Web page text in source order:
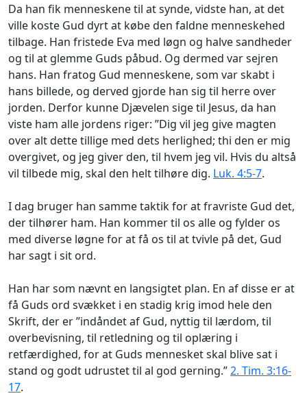
Da han fik menneskene til at synde, vidste han, at det
ville koste Gud dyrt at købe den faldne menneskehed
tilbage. Han fristede Eva med løgn og halve sandheder
og til at glemme Guds påbud. Og dermed var sejren
hans. Han fratog Gud menneskene, som var skabt i
hans billede, og derved gjorde han sig til herre over
jorden. Derfor kunne Djævelen sige til Jesus, da han
viste ham alle jordens riger: ”Dig vil jeg give magten
over alt dette tillige med dets herlighed; thi den er mig
overgivet, og jeg giver den, til hvem jeg vil. Hvis du altså
vil tilbede mig, skal den helt tilhøre dig. Luk. 4:5-7.
I dag bruger han samme taktik for at fravriste Gud det,
der tilhører ham. Han kommer til os alle og fylder os
med diverse løgne for at få os til at tvivle på det, Gud
har sagt i sit ord.
Han har som nævnt en langsigtet plan. En af disse er at
få Guds ord svækket i en stadig krig imod hele den
Skrift, der er ”indåndet af Gud, nyttig til lærdom, til
overbevisning, til retledning og til oplæring i
retfærdighed, for at Guds mennesket skal blive sat i
stand og godt udrustet til al god gerning.”2. Tim. 3:16-
17.